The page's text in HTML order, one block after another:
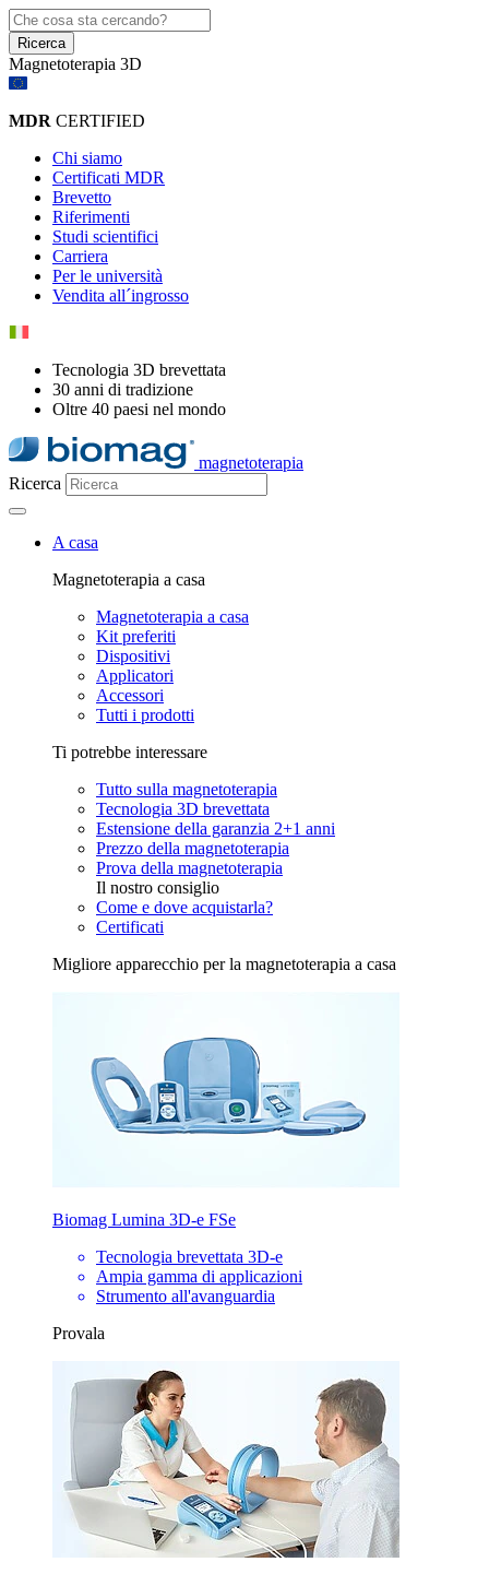
Ricerca
Magnetoterapia 3D
MDR CERTIFIED
Chi siamo
Certificati MDR
Brevetto
Riferimenti
Studi scientifici
Carriera
Per le università
Vendita all´ingrosso
Tecnologia 3D brevettata
30 anni di tradizione
Oltre 40 paesi nel mondo
magnetoterapia
Ricerca
A casa
Magnetoterapia a casa
Magnetoterapia a casa
Kit preferiti
Dispositivi
Applicatori
Accessori
Tutti i prodotti
Ti potrebbe interessare
Tutto sulla magnetoterapia
Tecnologia 3D brevettata
Estensione della garanzia 2+1 anni
Prezzo della magnetoterapia
Prova della magnetoterapia
Il nostro consiglio
Come e dove acquistarla?
Certificati
Migliore apparecchio per la magnetoterapia a casa
Biomag Lumina 3D-e FSe
Tecnologia brevettata 3D-e
Ampia gamma di applicazioni
Strumento all'avanguardia
Provala